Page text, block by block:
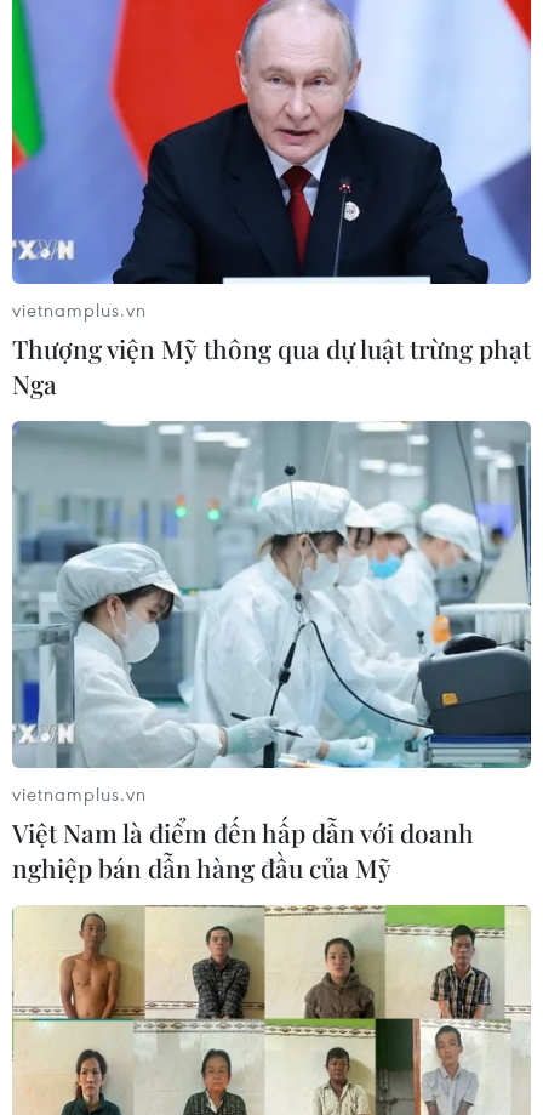
vietnamplus.vn
Thượng viện Mỹ thông qua dự luật trừng phạt
Nga
vietnamplus.vn
Việt Nam là điểm đến hấp dẫn với doanh
nghiệp bán dẫn hàng đầu của Mỹ